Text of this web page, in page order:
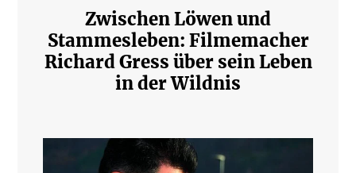
Zwischen Löwen und
Stammesleben: Filmemacher
Richard Gress über sein Leben
in der Wildnis